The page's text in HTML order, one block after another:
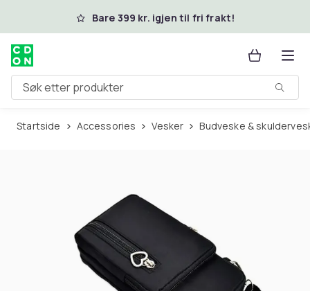
Hopp til hovedinnholdBare 399 kr. igjen til fri frakt!
Søk etter produkter
Startside Accessories Vesker Budveske &